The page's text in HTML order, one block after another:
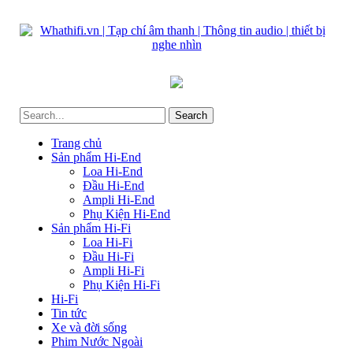
Trang chủ
Sản phẩm Hi-End
Loa Hi-End
Đầu Hi-End
Ampli Hi-End
Phụ Kiện Hi-End
Sản phẩm Hi-Fi
Loa Hi-Fi
Đầu Hi-Fi
Ampli Hi-Fi
Phụ Kiện Hi-Fi
Hi-Fi
Tin tức
Xe và đời sống
Phim Nước Ngoài